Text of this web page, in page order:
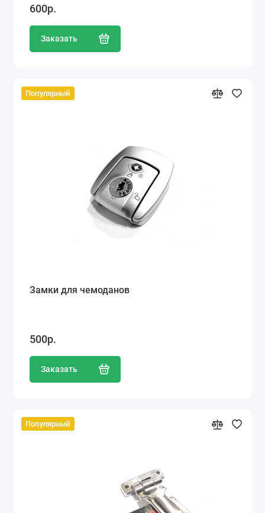
600р.
Заказать
Популярный
Замки для чемоданов
500р.
Заказать
Популярный